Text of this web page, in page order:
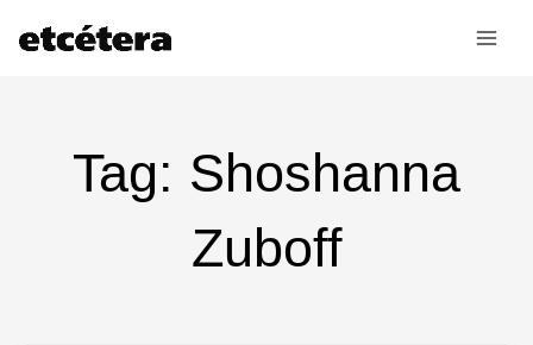
Tag: Shoshanna
Zuboff